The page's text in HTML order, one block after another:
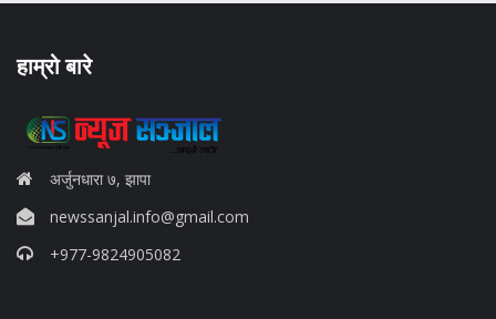
हाम्रो बारे
अर्जुनधारा ७, झापा
newssanjal.info@gmail.com
+977-9824905082